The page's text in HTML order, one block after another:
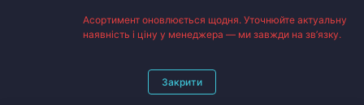
Асортимент оновлюється щодня. Уточнюйте актуальну
наявність і ціну у менеджера — ми завжди на зв’язку.
Закрити